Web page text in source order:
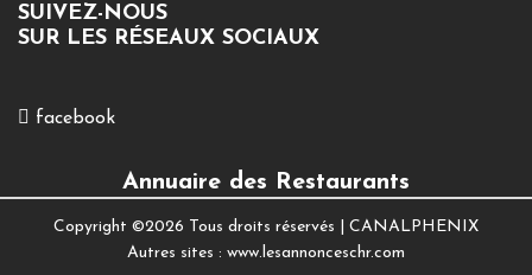
SUIVEZ-NOUS
SUR LES RÉSEAUX SOCIAUX
facebook
Annuaire des Restaurants
Copyright ©2026 Tous droits réservés | CANALPHENIX
Autres sites : www.lesannonceschr.com